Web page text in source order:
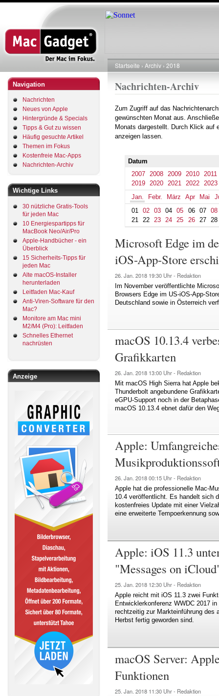
Direkt
zum
Navigation
Nachrichten
Neues von Apple
Hintergründe & Specials
Tipps & Gut zu wissen
Häufig gesuchte Artikel
Themen im Fokus
Kostenfreie Mac-Apps
Nachrichten-Archiv
Wichtige Links
30 nützliche Gratis-Tools
für jeden Mac
10 Energiespartipps für
MacBook Neo/Air/Pro
Apple-Handbücher - ein
Überblick
15 Sicherheits-Tipps für
jeden Mac
Alte macOS-Installer
herunterladen
Leitfaden Mac-Kauf
Anti-Viren-Software für den
Mac?
Monitore am Mac mini
M2/M4 (Pro): Leitfaden
Schnelles Ethernet
nachrüsten
Anzeige
Pfadnavigation
Startseite Archiv 2018
Nachrichten-Archiv
Zum Zugriff auf das
gewünschten Monat aus.
Monats dargestellt. Durch Klick auf
anzeigen lassen.
Datum
2007
2008 2009 2010
2011
2019
2020 2021 2022
2023
Jan.
Febr. März Apr Mai
01
02 03 04 05 06 07
08
21
22 23 24 25 26 27 28
Microsoft Edge im
iOS-App-Store
26. Jan. 2018 19:30 Uhr - Redaktion
Im November veröffentlichte
Browsers Edge im US-iOS-App-
Deutschland sowie in Österreich
macOS 10.13.4
Grafikkarten
26. Jan. 2018 13:00 Uhr - Redaktion
Mit macOS High Sierra hat Apple
Thunderbolt angebundene
eGPU-Support noch in der
macOS 10.13.4 ebnet dafür den
Apple:
26. Jan. 201800:15 Uhr - Redaktion
Apple hat die professionelle Mac-
10.4 veröffentlicht. Es handelt sich
kostenfreies Update mit einer
eine erweiterte Tempoerkennung
Apple: iOS 11.3
"Messages on
25. Jan. 2018 12:30 Uhr - Redaktion
Apple reicht mit iOS 11.3 zwei
Entwicklerkonferenz WWDC 2017
rechtzeitig zur Markteinführung des
Herbst fertig geworden sind.
macOS Server:
Funktionen
25. Jan. 2018 11:30 Uhr - Redaktion